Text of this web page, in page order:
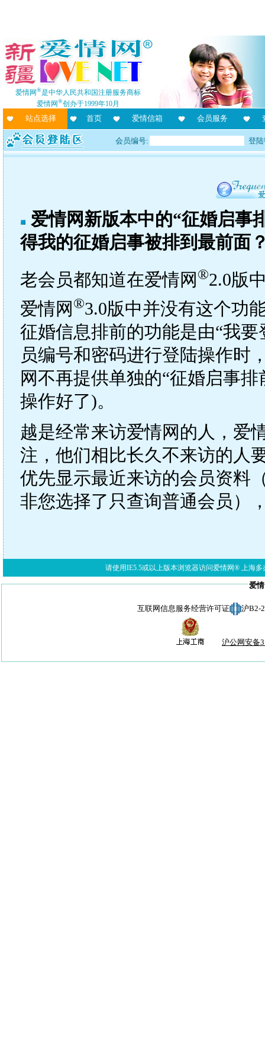
爱情网®是中华人民共和国注册服务商标
爱情网®创办于1999年10月
站点选择 首页 爱情信箱 会员服务
会员编号: 登
爱情网新版本中的“征婚启事
得我的征婚启事被排到最前面
老会员都知道在爱情网 ®2.0版
爱情网 ®3.0版中并没有这个功
征婚信息排前的功能是由“我
员编号和密码进行登陆操作时
网不再提供单独的“征婚启事
操作好了)。
越是经常来访爱情网的人，爱
注，他们相比长久不来访的人
优先显示最近来访的会员资料
非您选择了只查询普通会员）
请使用IE5.5或以上版本浏览器访问爱情网® 上海多
爱
互联网信息服务经营许可证 沪B2-
沪公网安备